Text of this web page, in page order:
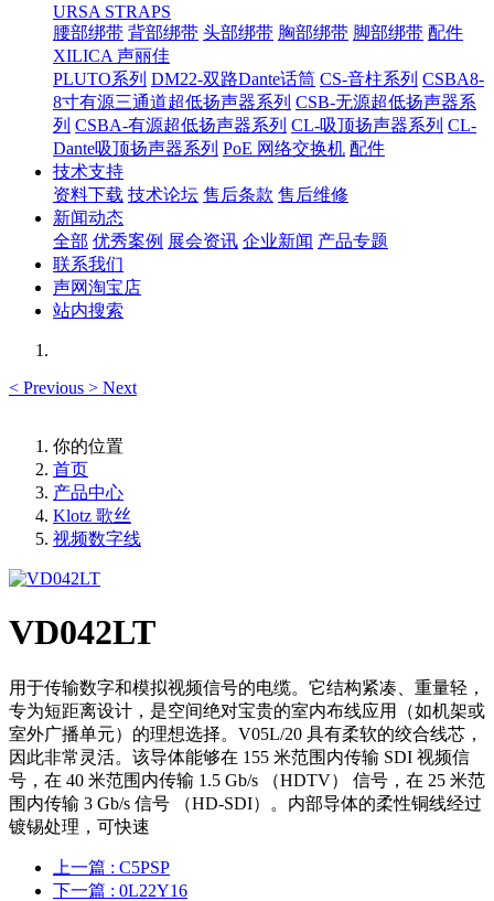
URSA STRAPS
腰部绑带 背部绑带 头部绑带 胸部绑带 脚部绑带 配件
XILICA 声丽佳
PLUTO系列 DM22-双路Dante话筒 CS-音柱系列 CSBA8-
8寸有源三通道超低扬声器系列 CSB-无源超低扬声器系
列 CSBA-有源超低扬声器系列 CL-吸顶扬声器系列 CL-
Dante吸顶扬声器系列 PoE 网络交换机 配件
技术支持
资料下载 技术论坛 售后条款 售后维修
新闻动态
全部 优秀案例 展会资讯 企业新闻 产品专题
联系我们
声网淘宝店
站内搜索
< Previous > Next
你的位置
首页
产品中心
Klotz 歌丝
视频数字线
VD042LT
用于传输数字和模拟视频信号的电缆。它结构紧凑、重量轻，
专为短距离设计，是空间绝对宝贵的室内布线应用（如机架或
室外广播单元）的理想选择。V05L/20 具有柔软的绞合线芯，
因此非常灵活。该导体能够在 155 米范围内传输 SDI 视频信
号，在 40 米范围内传输 1.5 Gb/s （HDTV） 信号，在 25 米范
围内传输 3 Gb/s 信号 （HD-SDI）。内部导体的柔性铜线经过
镀锡处理，可快速
上一篇 : C5PSP
下一篇 : 0L22Y16